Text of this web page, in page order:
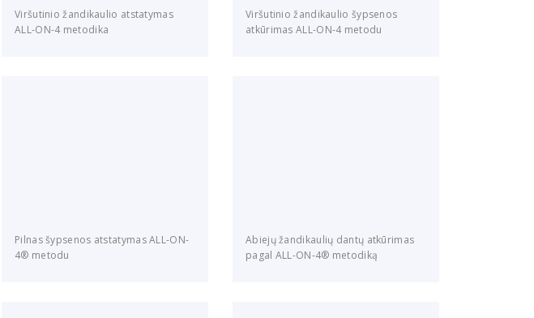
Viršutinio žandikaulio atstatymas
ALL-ON-4 metodika
Viršutinio žandikaulio šypsenos
atkūrimas ALL-ON-4 metodu
Pilnas šypsenos atstatymas ALL-ON-
4® metodu
Abiejų žandikaulių dantų atkūrimas
pagal ALL-ON-4® metodiką